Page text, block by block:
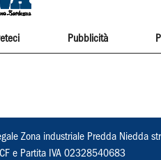
Pubblicità
Zona industriale Predda Niedda
e Partita IVA 02328540683